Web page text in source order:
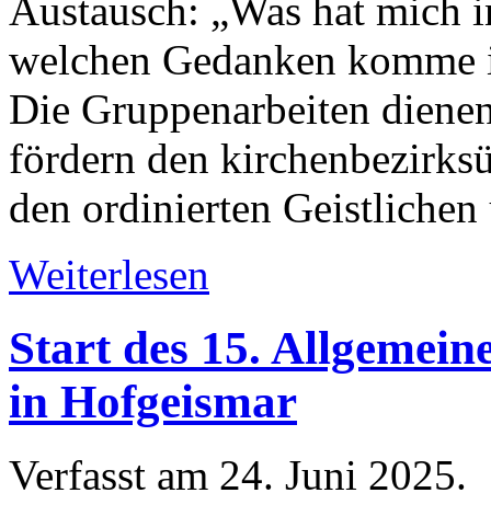
Austausch: „Was hat mich
welchen Gedanken
Die Gruppenarbeiten
fördern den
den ordinierten
Weiterlesen
Start des 15.
in Hofgeismar
Verfasst am 24. Juni 2025.